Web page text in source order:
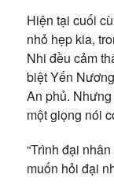
Hiện tại cuối
nhỏ hẹp kia,
Nhi đều cảm
biệt Yến
An phủ.
một giọng nói
“Trình đại
muốn hỏi đại